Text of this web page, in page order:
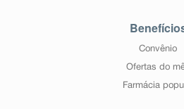
Convênio
Ofertas do
Farmácia